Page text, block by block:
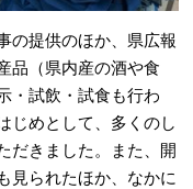
の提供のほか、県広報
品（県内産の酒や食
・試飲・試食も行わ
じめとして、多くのし
だきました。また、開
見られたほか、なかに